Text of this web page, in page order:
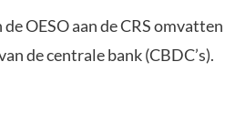
OESO aan de CRS
de centrale bank (CBDC’s).